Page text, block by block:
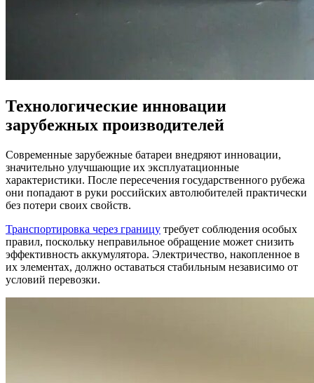
Технологические инновации
зарубежных производителей
Современные зарубежные батареи внедряют инновации,
значительно улучшающие их эксплуатационные
характеристики. После пересечения государственного рубежа
они попадают в руки российских автолюбителей практически
без потери своих свойств.
Транспортировка через границу требует соблюдения особых
правил, поскольку неправильное обращение может снизить
эффективность аккумулятора. Электричество, накопленное в
их элементах, должно оставаться стабильным независимо от
условий перевозки.